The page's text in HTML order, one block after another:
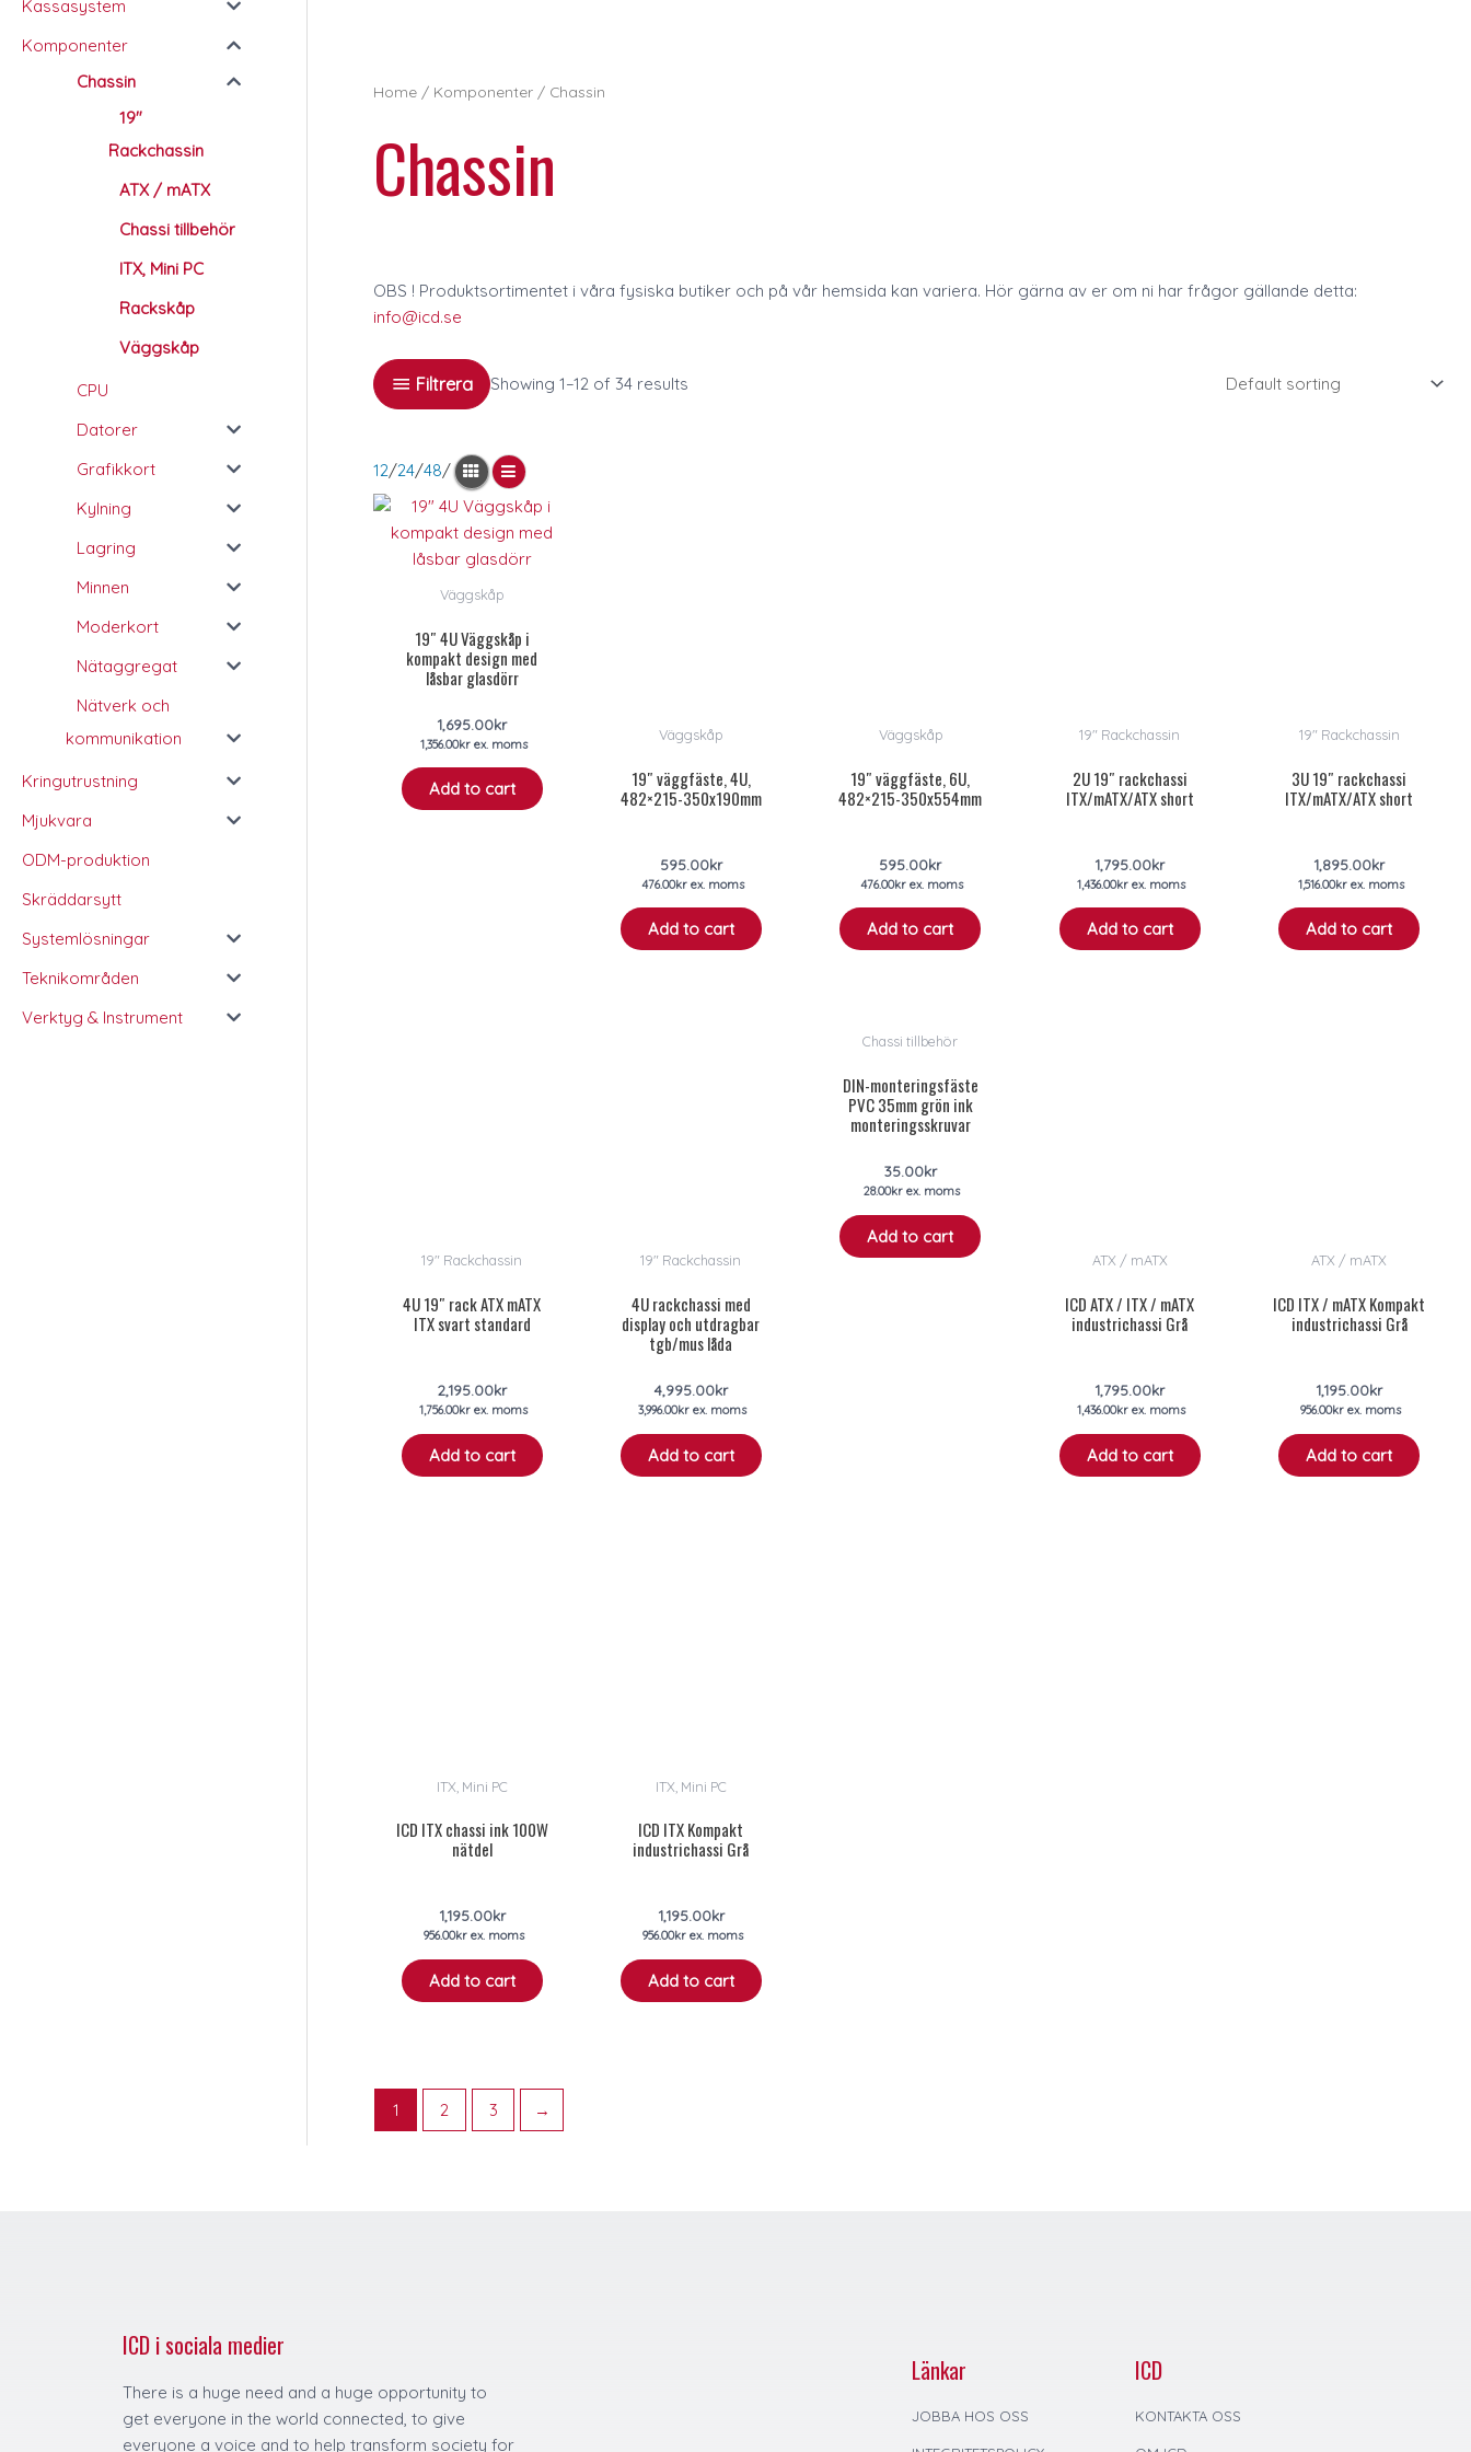
r
h
Kassasystem
Komponenter
Chassin
19"
Rackchassin
ATX / mATX
Chassi tillbehör
ITX, Mini PC
Rackskåp
Väggskåp
CPU
Datorer
Grafikkort
Kylning
Lagring
Minnen
Moderkort
Nätaggregat
Nätverk och
kommunikation
Kringutrustning
Mjukvara
ODM-produktion
Skräddarsytt
Systemlösningar
Teknikområden
Verktyg & Instrument
Home/ Komponenter/ Chassin
Chassin
OBS ! Produktsortimentet i våra fysiska butiker och på vår hemsida kan variera. Hör gärna av er om ni har frågor gällande detta:
info@icd.se
Filtrera Showing 1–12 of 34 results
12/24/48/
Väggskåp
19″ 4U Väggskåp i
kompakt design med
låsbar glasdörr
1,695.00kr
1,356.00krex. moms
Add to cart
Väggskåp
19″ väggfäste, 4U,
482×215-350x190mm
595.00kr
476.00krex. moms
Add to cart
Väggskåp
19″ väggfäste, 6U,
482×215-350x554mm
595.00kr
476.00kr ex. moms
Add to cart
19" Rackchassin
2U 19″ rackchassi
ITX/mATX/ATX short
1,795.00kr
1,436.00kr ex. moms
Add to cart
19" Rackchassin
3U 19″ rackchassi
ITX/mATX/ATX short
1,895.00kr
1,516.00krex. moms
Add to cart
19" Rackchassin
4U 19″ rack ATX mATX
ITX svart standard
2,195.00kr
1,756.00kr ex. moms
Add to cart
19" Rackchassin
4U rackchassi med
display och utdragbar
tgb/mus låda
4,995.00kr
3,996.00kr ex. moms
Add to cart
Chassi tillbehör
DIN-monteringsfäste
PVC 35mm grön ink
monteringsskruvar
35.00kr
28.00kr ex. moms
Add to cart
ATX / mATX
ICD ATX / ITX / mATX
industrichassi Grå
1,795.00kr
1,436.00kr ex. moms
Add to cart
ATX / mATX
ICD ITX / mATX Kompakt
industrichassi Grå
1,195.00kr
956.00kr ex. moms
Add to cart
ITX, Mini PC
ICD ITX chassi ink 100W
nätdel
1,195.00kr
956.00krex. moms
Add to cart
ITX, Mini PC
ICD ITX Kompakt
industrichassi Grå
1,195.00kr
956.00krex. moms
Add to cart
1 2 3 →
ICD i sociala medier
There is a huge need and a huge opportunity to
get everyone in the world connected, to give
everyone a voice and to help transform society for
Länkar
JOBBA HOS OSS
ICD
KONTAKTA OSS